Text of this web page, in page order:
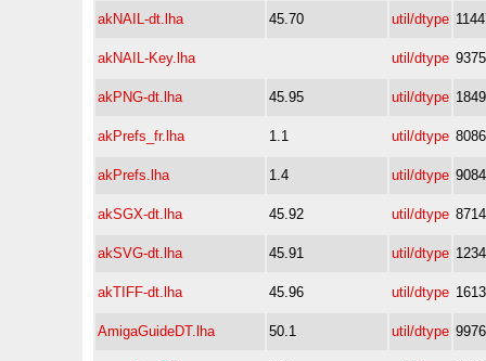
akNAIL-dt.lha 45.70 util/dtype
akNAIL-Key.lha util/dtype 9375
akPNG-dt.lha 45.95 util/dtype
akPrefs_fr.lha 1.1 util/dtype 8086
akPrefs.lha 1.4 util/dtype 9084
akSGX-dt.lha 45.92 util/dtype 8714
akSVG-dt.lha 45.91 util/dtype
akTIFF-dt.lha 45.96 util/dtype
AmigaGuideDT.lha 50.1 util/dtype 9976